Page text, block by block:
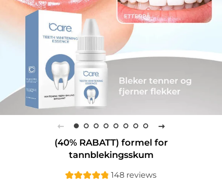
(40% RABATT) formel for
tannblekingsskum
148 reviews